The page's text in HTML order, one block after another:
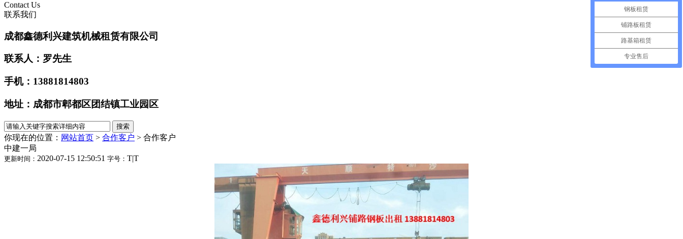
Contact Us
联系我们
成都鑫德利兴建筑机械租赁有限公司 ​
联系人：罗先生
手机：13881814803
地址：成都市郫都区团结镇工业园区
你现在的位置： 网站首页 > 合作客户 > 合作客户
中建一局
更新时间： 2020-07-15 12:50:51 字号： T|T
钢板租赁
铺路板租赁
路基箱租赁
专业售后